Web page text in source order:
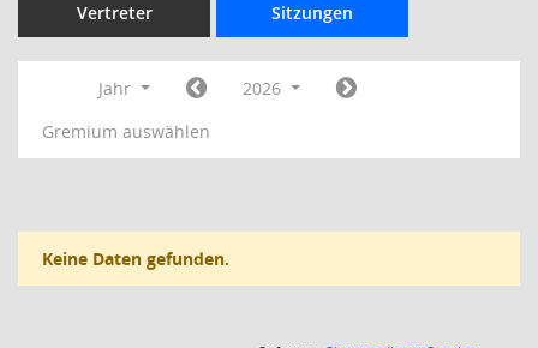
Vertreter Sitzungen
Jahr
2026
Gremium auswählen
Keine Daten gefunden.